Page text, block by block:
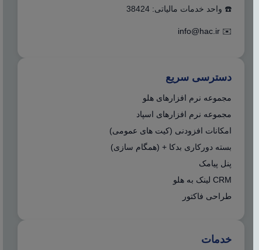
☎️ واحد خدمات مالیاتی: 38424
✉️
info@hac.ir
دسترسی سریع
مجموعه نرم افزارهای هلو
مجموعه نرم افزارهای اسپاد
امکانات افزودنی (کیت های عمومی)
بسته دورکاری بدکا + (همگام سازی)
پنل پیامک
CRM لینک به هلو
طراحی فاکتور
خدمات